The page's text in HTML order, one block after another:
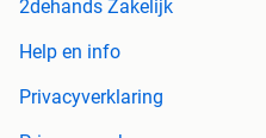
2dehands Zakelijk
Help en info
Privacyverklaring